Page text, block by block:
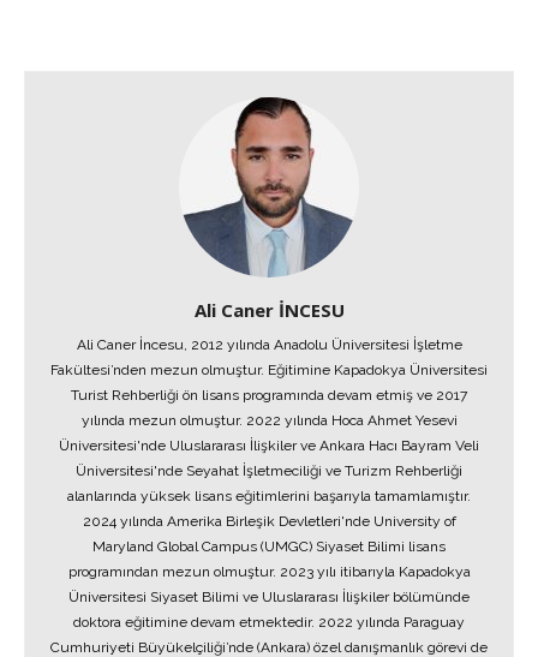
Ali Caner İNCESU
Ali Caner İncesu, 2012 yılında Anadolu Üniversitesi İşletme
Fakültesi’nden mezun olmuştur. Eğitimine Kapadokya Üniversitesi
Turist Rehberliği ön lisans programında devam etmiş ve 2017
yılında mezun olmuştur. 2022 yılında Hoca Ahmet Yesevi
Üniversitesi'nde Uluslararası İlişkiler ve Ankara Hacı Bayram Veli
Üniversitesi'nde Seyahat İşletmeciliği ve Turizm Rehberliği
alanlarında yüksek lisans eğitimlerini başarıyla tamamlamıştır.
2024 yılında Amerika Birleşik Devletleri'nde University of
Maryland Global Campus (UMGC) Siyaset Bilimi lisans
programından mezun olmuştur. 2023 yılı itibarıyla Kapadokya
Üniversitesi Siyaset Bilimi ve Uluslararası İlişkiler bölümünde
doktora eğitimine devam etmektedir. 2022 yılında Paraguay
Cumhuriyeti Büyükelçiliği’nde (Ankara) özel danışmanlık görevi de